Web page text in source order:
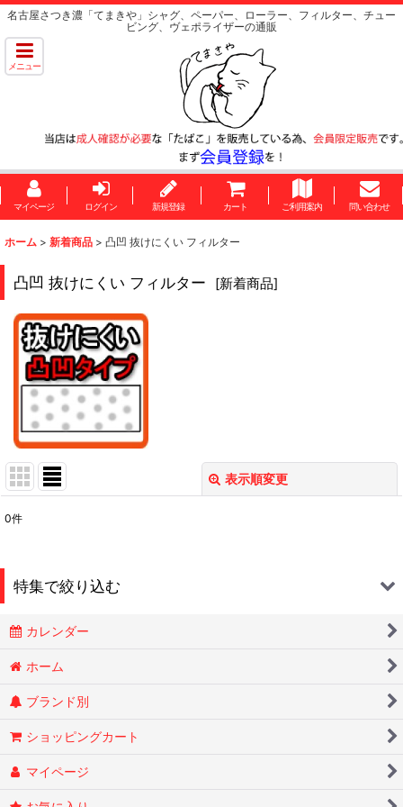
名古屋さつき濃「てまきや」シャグ、ペーパー、ローラー、フィルター、チュー
ビング、ヴェポライザーの通販
メニュー
マイページ ログイン 新規登録 カート ご利用案内 問い合わせ
ホーム > 新着商品 > 凸凹 抜けにくい フィルター
凸凹 抜けにくい フィルター [新着商品]
表示順変更
0件
特集で絞り込む
ESSENZE
カレンダー
ホーム
ブランド別
ショッピングカート
マイページ